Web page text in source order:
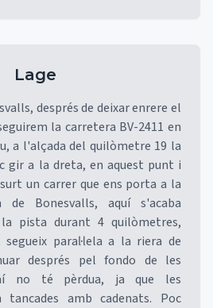
Lage
després de deixar enrere el
la carretera BV-2411 en
a l'alçada del quilòmetre 19 la
gir a la dreta, en aquest punt i
un carrer que ens porta a la
de Bonesvalls, aquí s'acaba
pista durant 4 quilòmetres,
paral·lela a la riera de
després pel fondo de les
no té pèrdua, ja que les
tancades amb cadenats. Poc